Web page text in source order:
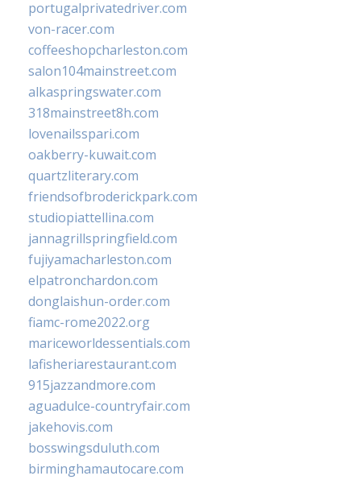
portugalprivatedriver.com
von-racer.com
coffeeshopcharleston.com
salon104mainstreet.com
alkaspringswater.com
318mainstreet8h.com
lovenailsspari.com
oakberry-kuwait.com
quartzliterary.com
friendsofbroderickpark.com
studiopiattellina.com
jannagrillspringfield.com
fujiyamacharleston.com
elpatronchardon.com
donglaishun-order.com
fiamc-rome2022.org
mariceworldessentials.com
lafisheriarestaurant.com
915jazzandmore.com
aguadulce-countryfair.com
jakehovis.com
bosswingsduluth.com
birminghamautocare.com